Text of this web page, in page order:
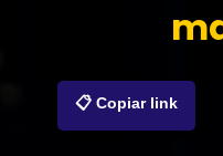
📋 Copiar link